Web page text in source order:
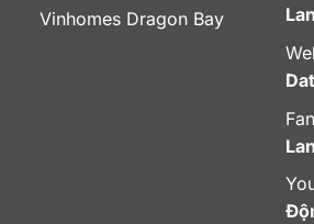
Vinhomes Dragon Bay